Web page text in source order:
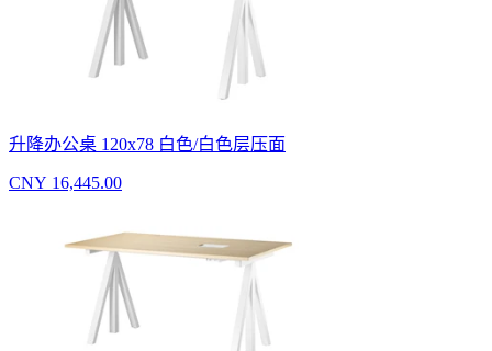
升降办公桌 120x78 白色/白色层压面
CNY 16,445.00